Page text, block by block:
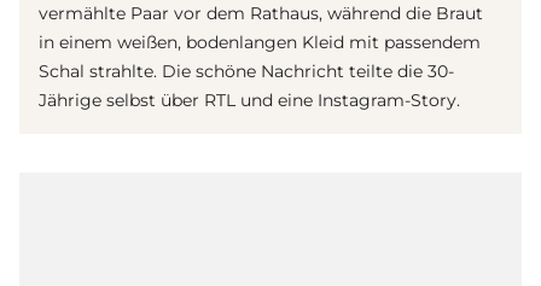
vermählte Paar vor dem Rathaus, während die Braut
in einem weißen, bodenlangen Kleid mit passendem
Schal strahlte. Die schöne Nachricht teilte die 30-
Jährige selbst über RTL und eine Instagram-Story.